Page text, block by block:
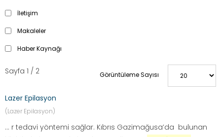
İletişim
Makaleler
Haber Kaynağı
Görüntüleme Sayısı
Sayfa 1 / 2
Lazer Epilasyon
(Lazer Epilasyon)
... r tedavi yöntemi sağlar. Kıbrıs Gazimağusa’da bulunan